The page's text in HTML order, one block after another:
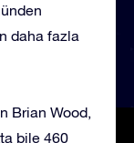
daha fazla
Brian Wood,
bile 460